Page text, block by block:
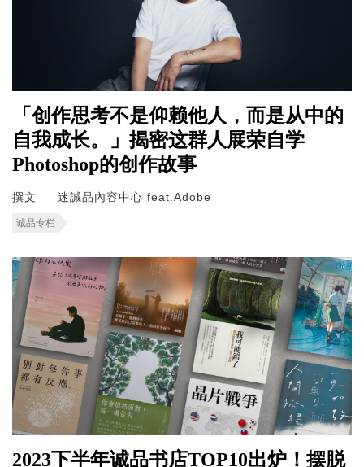
「创作思考不是仰赖他人，而是从中的
自我成长。」揭密这群人展荣自学
Photoshop的创作故事
撰文 迷誠品內容中心 feat.Adobe
诚品专栏
2023下半年诚品书店TOP10出炉！摆脱